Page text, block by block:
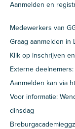
Aanmelden en
Medewerkers van
Graag aanmelden in
Klik op inschrijven
Externe deelnemers:
Aanmelden kan via
Voor informatie:
dinsdag